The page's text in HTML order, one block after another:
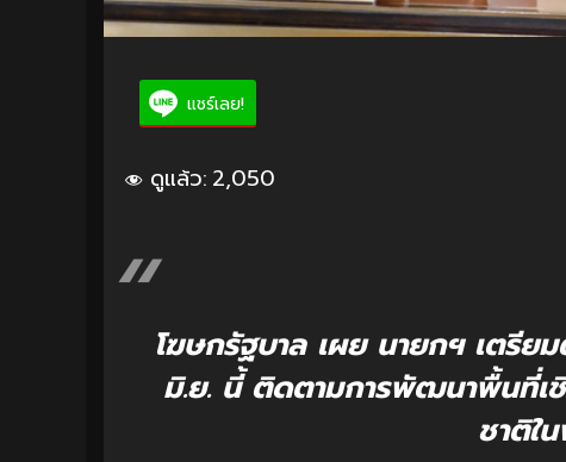
แชร์เลย!
ดูแล้ว: 2,050
โฆษกรัฐบาล เผย นายกฯ เตรีย
มิ.ย. นี้ ติดตามการพัฒนาพื้นที่เ
ชาติใ